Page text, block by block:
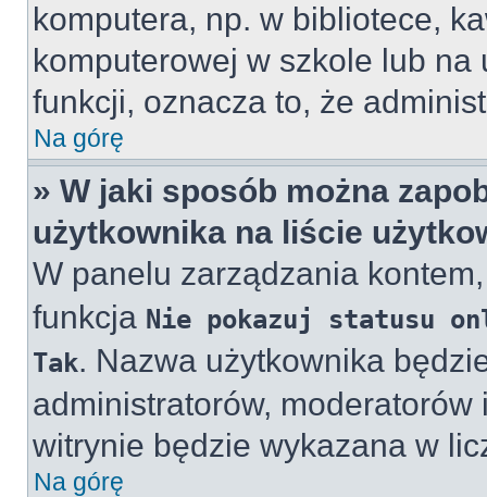
komputera, np. w bibliotece,
komputerowej w szkole lub
funkcji, oznacza to, że
Na górę
» W jaki sposób można
użytkownika na liście
W panelu zarządzania
funkcja Nie pokazuj statusu
Tak. Nazwa użytkownika
administratorów,
witrynie będzie wykazana w
Na górę